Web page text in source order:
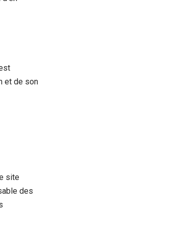
et de son
site
des